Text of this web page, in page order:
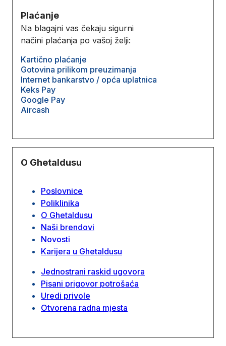
Plaćanje
Na blagajni vas čekaju sigurni
načini plaćanja po vašoj želji:
Kartično plaćanje
Gotovina prilikom preuzimanja
Internet bankarstvo / opća uplatnica
Keks Pay
Google Pay
Aircash
O Ghetaldusu
Poslovnice
Poliklinika
O Ghetaldusu
Naši brendovi
Novosti
Karijera u Ghetaldusu
Jednostrani raskid ugovora
Pisani prigovor potrošaća
Uredi privole
Otvorena radna mjesta